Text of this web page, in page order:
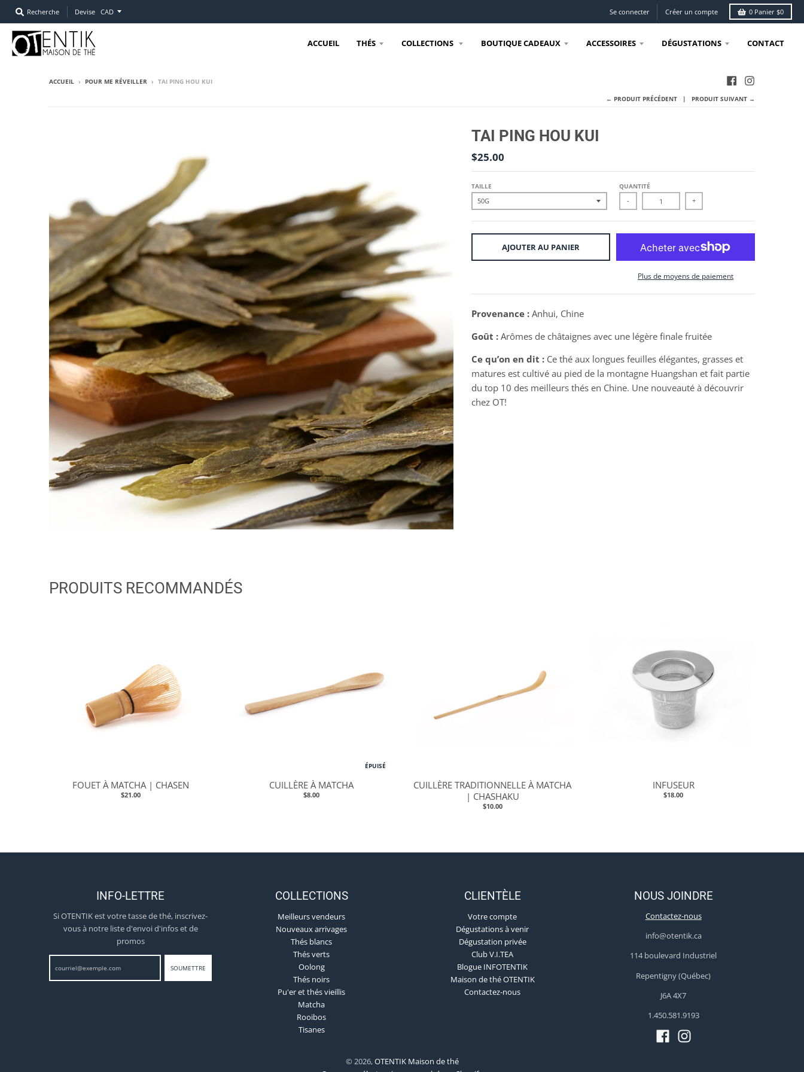
Recherche Devise Se connecter Créer un compte 0 Panier $0
ACCUEIL THÉS COLLECTIONS BOUTIQUE CADEAUX ACCESSOIRES DÉGUSTATIONS CONTACT
ACCUEIL › POUR ME RÉVEILLER › TAI PING HOU KUI
← PRODUIT PRÉCÉDENT PRODUIT SUIVANT →
TAI PING HOU KUI
$25.00
TAILLE QUANTITÉ
- +
AJOUTER AU PANIER
Plus de moyens de paiement
Provenance :Anhui, Chine
Goût : Arômes de châtaignes avec une légère finale fruitée
Ce qu’on en dit : Ce thé aux longues feuilles élégantes, grasses et
matures est cultivé au pied de la montagne Huangshan et fait partie
du top 10 des meilleurs thés en Chine. Une nouveauté à découvrir
chez OT!
PRODUITS RECOMMANDÉS
FOUET À MATCHA | CHASEN
$21.00
ÉPUISÉ
CUILLÈRE À MATCHA
$8.00
CUILLÈRE TRADITIONNELLE À MATCHA
| CHASHAKU
$10.00
INFUSEUR
$18.00
INFO-LETTRE
Si OTENTIK est votre tasse de thé, inscrivez-
vous à notre liste d'envoi d'infos et de
promos
SOUMETTRE
COLLECTIONS
Meilleurs vendeurs
Nouveaux arrivages
Thés blancs
Thés verts
Oolong
Thés noirs
Pu'er et thés vieillis
Matcha
Rooibos
Tisanes
CLIENTÈLE
Votre compte
Dégustations à venir
Dégustation privée
Club V.I.TEA
Blogue INFOTENTIK
Maison de thé OTENTIK
Contactez-nous
NOUS JOINDRE
Contactez-nous
info@otentik.ca
114 boulevard Industriel
Repentigny (Québec)
J6A 4X7
1.450.581.9193
© 2026,OTENTIK Maison de thé